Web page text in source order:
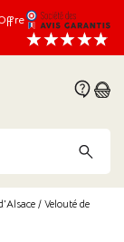
/ Velouté de